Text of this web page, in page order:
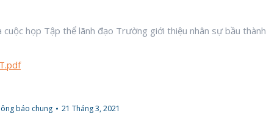
họp Tập thể lãnh đạo Trường giới thiệu nhân sự bầu thành
báo chung 21 Tháng 3, 2021